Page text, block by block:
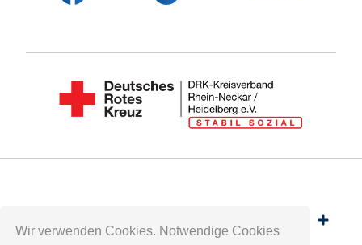
Wir verwenden Cookies. Notwendige Cookies
Spenden